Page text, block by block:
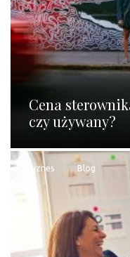
Cena
czy używany?
Biznes Blog